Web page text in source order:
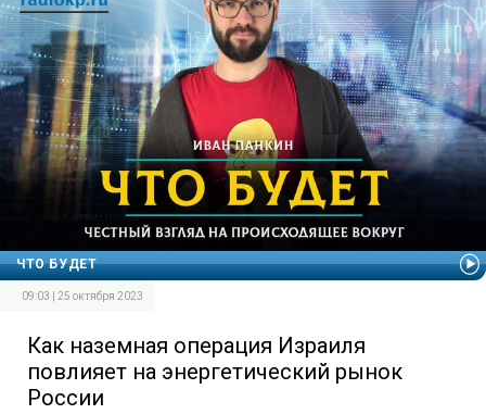
ЧТО БУДЕТ
09:03 | 25 октября 2023
Как наземная операция Израиля
повлияет на энергетический рынок
России